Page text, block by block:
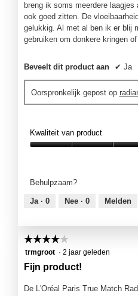
o
d
a
a
d
o
breng ik soms meerdere
ook goed zitten. De
gelukkig. Al met al ben ik er blij
gebruiken om donkere kringen
Beveelt dit product aan ✔ Ja
Oorspronkelijk gepost op
Kwaliteit van product
4
van
Behulpzaam?
Ja · 0 Nee · 0 Melden
☆☆☆☆☆
☆☆☆☆☆
4
sterren.
trmgroot · 2 jaar geleden
Fijn product!
De L'Oréal Paris True Match